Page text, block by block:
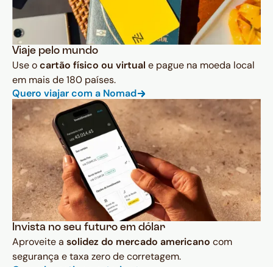
Viaje pelo mundo
Use ocartão físico ou virtual e pague na moeda local
em mais de 180 países.
Quero viajar com a Nomad
Invista no seu futuro em dólar
Aproveite a solidez do mercado americano com
segurança e taxa zero de corretagem.